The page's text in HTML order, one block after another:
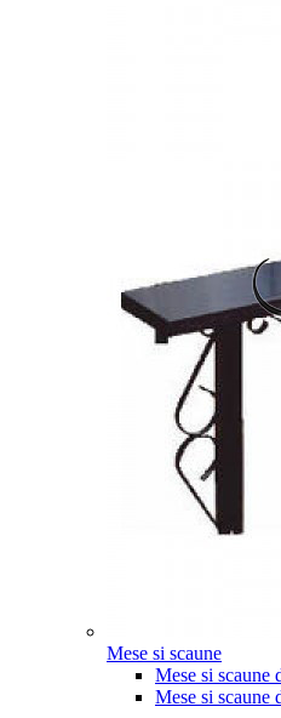
Mese si scaune
Mese si scaune
Mese si scaune